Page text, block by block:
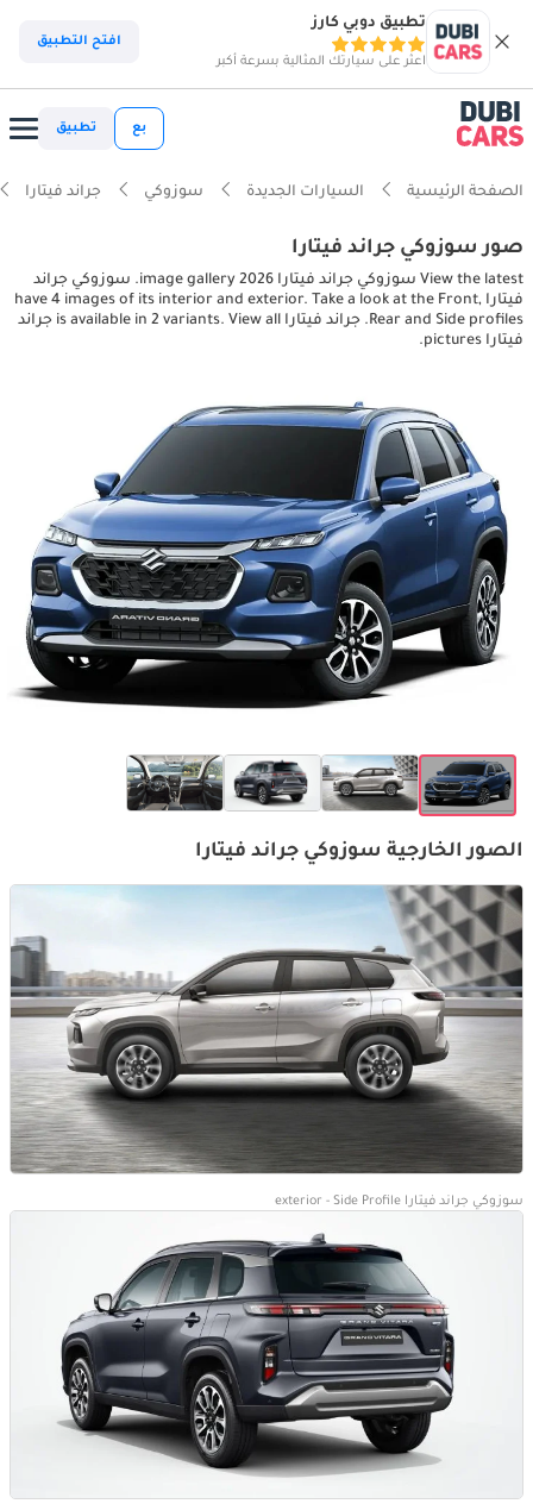
تطبيق دوبي كارز
اعثر على سيارتك المثالية بسرعة أكبر
افتح التطبيق
بع تطبيق
الصفحة الرئيسية السيارات الجديدة سوزوكي جراند فيتارا
صور سوزوكي جراند فيتارا
View the latest سوزوكي جراند فيتارا 2026 image gallery. سوزوكي جراند
فيتارا have 4 images of its interior and exterior. Take a look at the Front,
Rear and Side profiles. جراند فيتارا is available in 2 variants. View all جراند
فيتارا pictures.
الصور الخارجية سوزوكي جراند فيتارا
سوزوكي جراند فيتارا exterior - Side Profile